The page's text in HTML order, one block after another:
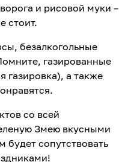
и рисовой муки –
стоит.
безалкогольные
газированные
газировка), а также
со всей
Змею вкусными
сопутствовать